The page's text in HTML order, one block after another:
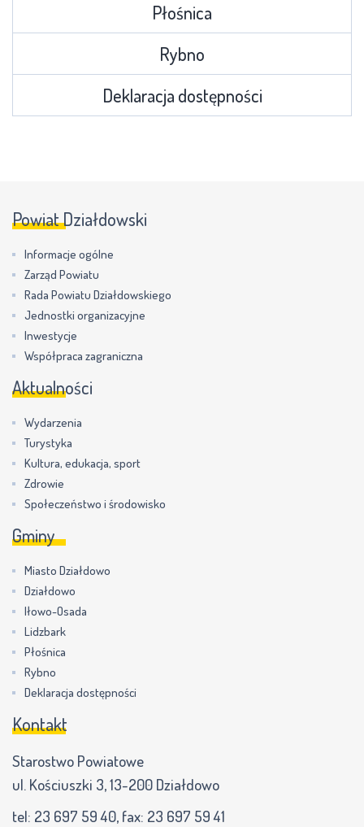
Płośnica
Rybno
Deklaracja dostępności
Powiat Działdowski
Informacje ogólne
Zarząd Powiatu
Rada Powiatu Działdowskiego
Jednostki organizacyjne
Inwestycje
Współpraca zagraniczna
Aktualności
Wydarzenia
Turystyka
Kultura, edukacja, sport
Zdrowie
Społeczeństwo i środowisko
Gminy
Miasto Działdowo
Działdowo
Iłowo-Osada
Lidzbark
Płośnica
Rybno
Deklaracja dostępności
Kontakt
Starostwo Powiatowe
ul. Kościuszki 3, 13-200 Działdowo
tel: 23 697 59 40, fax: 23 697 59 41